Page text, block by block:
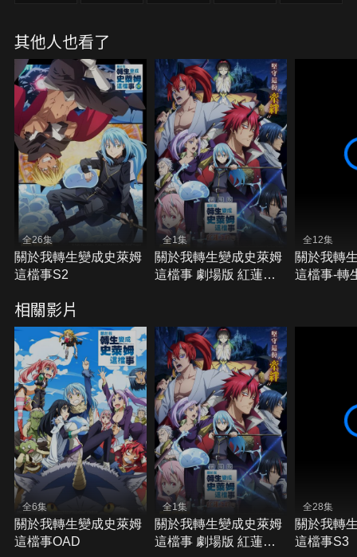
其他人也看了
全26集
關於我轉生變成史萊姆
這檔事S2
全1集
關於我轉生變成史萊姆
這檔事 劇場版 紅蓮之
全12集
關於我轉
這檔事-轉
相關影片
全6集
關於我轉生變成史萊姆
這檔事OAD
全1集
關於我轉生變成史萊姆
這檔事 劇場版 紅蓮之
全28集
關於我轉
這檔事S3